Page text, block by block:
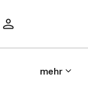
mehr